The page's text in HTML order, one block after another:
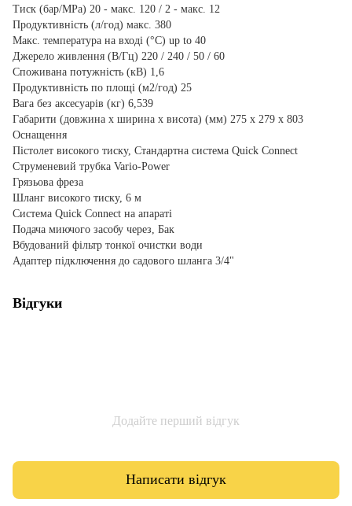
Тиск (бар/MPa) 20 - макс. 120 / 2 - макс. 12
Продуктивність (л/год) макс. 380
Макс. температура на вході (°C) up to 40
Джерело живлення (В/Гц) 220 / 240 / 50 / 60
Споживана потужність (кВ) 1,6
Продуктивність по площі (м2/год) 25
Вага без аксесуарів (кг) 6,539
Габарити (довжина х ширина х висота) (мм) 275 x 279 x 803
Оснащення
Пістолет високого тиску, Стандартна система Quick Connect
Струменевий трубка Vario-Power
Грязьова фреза
Шланг високого тиску, 6 м
Система Quick Connect на апараті
Подача миючого засобу через, Бак
Вбудований фільтр тонкої очистки води
Адаптер підключення до садового шланга 3/4"
Відгуки
Додайте перший відгук
Написати відгук